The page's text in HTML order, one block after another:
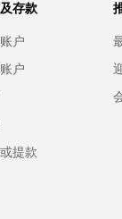
存款
户
户
提款